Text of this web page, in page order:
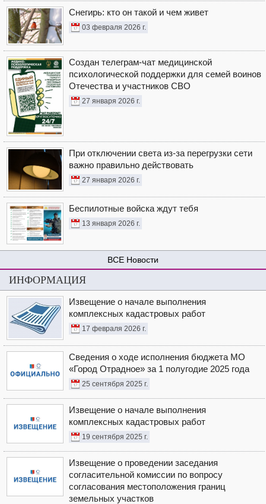
Снегирь: кто он такой и чем живет
03 февраля 2026 г.
Создан телеграм-чат медицинской
психологической поддержки для семей воинов
Отечества и участников СВО
27 января 2026 г.
При отключении света из-за перегрузки сети
важно правильно действовать
27 января 2026 г.
Беспилотные войска ждут тебя
13 января 2026 г.
Новости
ИНФОРМАЦИЯ
Извещение о начале выполнения
комплексных кадастровых работ
17 февраля 2026 г.
Сведения о ходе исполнения бюджета МО
«Город Отрадное» за 1 полугодие 2025 года
25 сентября 2025 г.
Извещение о начале выполнения
комплексных кадастровых работ
19 сентября 2025 г.
Извещение о проведении заседания
согласительной комиссии по вопросу
согласования местоположения границ
земельных участков